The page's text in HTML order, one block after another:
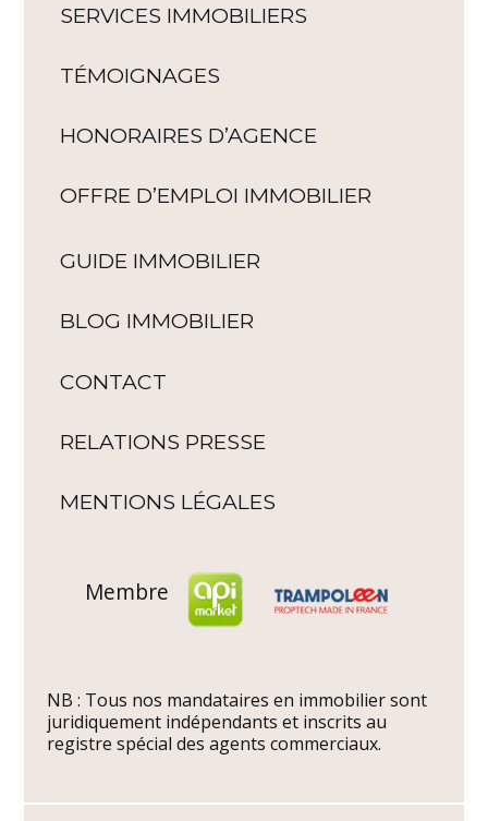
SERVICES IMMOBILIERS
TÉMOIGNAGES
HONORAIRES D’AGENCE
OFFRE D’EMPLOI IMMOBILIER
GUIDE IMMOBILIER
BLOG IMMOBILIER
CONTACT
RELATIONS PRESSE
MENTIONS LÉGALES
Membre
NB : Tous nos mandataires en immobilier sont
juridiquement indépendants et inscrits au
registre spécial des agents commerciaux.